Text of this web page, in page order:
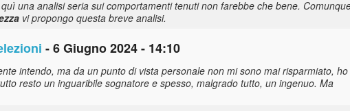
una analisi seria sui comportamenti tenuti non farebbe che bene.
vi propongo questa breve analisi.
- 6 Giugno 2024 - 14:10
intendo, ma da un punto di vista personale non mi sono mai risparmiato, ho
resto un inguaribile sognatore e spesso, malgrado tutto, un ingenuo. Ma